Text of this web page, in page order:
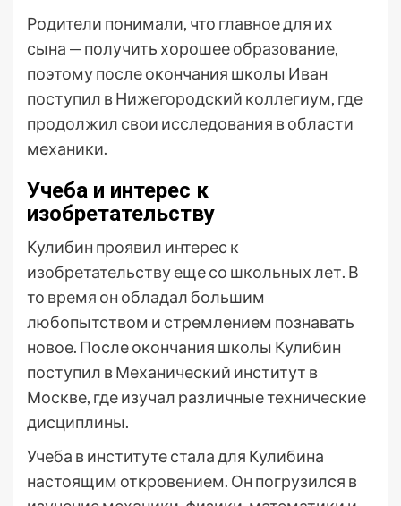
Родители понимали, что главное для их
сына — получить хорошее образование,
поэтому после окончания школы Иван
поступил в Нижегородский коллегиум, где
продолжил свои исследования в области
механики.
Учеба и интерес к
изобретательству
Кулибин проявил интерес к
изобретательству еще со школьных лет. В
то время он обладал большим
любопытством и стремлением познавать
новое. После окончания школы Кулибин
поступил в Механический институт в
Москве, где изучал различные технические
дисциплины.
Учеба в институте стала для Кулибина
настоящим откровением. Он погрузился в